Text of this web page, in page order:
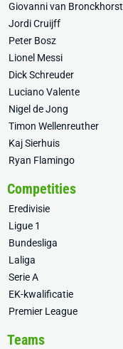
Giovanni van Bronckhorst
Jordi Cruijff
Peter Bosz
Lionel Messi
Dick Schreuder
Luciano Valente
Nigel de Jong
Timon Wellenreuther
Kaj Sierhuis
Ryan Flamingo
Competities
Eredivisie
Ligue 1
Bundesliga
Laliga
Serie A
EK-kwalificatie
Premier League
Teams